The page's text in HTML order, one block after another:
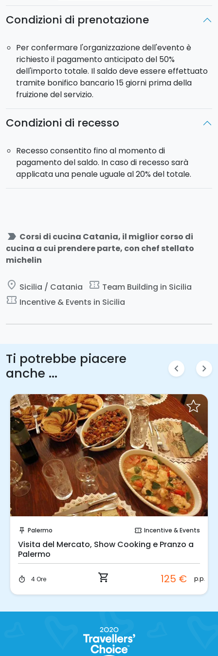
Condizioni di prenotazione
Per confermare l'organizzazione dell'evento è
richiesto il pagamento anticipato del 50%
dell'importo totale. Il saldo deve essere effettuato
tramite bonifico bancario 15 giorni prima della
fruizione del servizio.
Condizioni di recesso
Recesso consentito fino al momento di
pagamento del saldo. In caso di recesso sarà
applicata una penale uguale al 20% del totale.
label_important Corsi di cucina Catania, il miglior corso di
cucina a cui prendere parte, con chef stellato
michelin
place Sicilia / Catania confirmation_number Team Building in Sicilia
confirmation_number Incentive & Events in Sicilia
Ti potrebbe piacere
anche ...
chevron_left chevron_right
push_pin Palermo confirmation_number Incentive & Events
Visita del Mercato, Show Cooking e Pranzo a
Palermo
timer 4 Ore shopping_cart 125 € p.p.